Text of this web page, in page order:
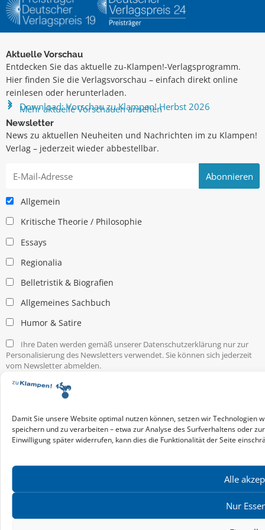
Damit Sie unsere Website optimal nutzen können, setzen wir Technologien
speichern und zu verarbeiten – etwa zur Analyse des Surfverhaltens oder
Einwilligung später widerrufen, kann dies die Funktionalität der Seite
Alle
Nur
Aktuelle Vorschau
Entdecken Sie das aktuelle zu-Klampen!-Verlagsprogramm.
Hier finden Sie die Verlagsvorschau – einfach direkt online
reinlesen oder herunterladen.
Download: Vorschau zu Klampen! Herbst 2026
Mehr aktuelle Vorschauen ansehen
Newsletter
News zu aktuellen Neuheiten und Nachrichten im zu Klampen!
Verlag – jederzeit wieder abbestellbar.
Allgemein
Kritische Theorie / Philosophie
Essays
Regionalia
Belletristik & Biografien
Allgemeines Sachbuch
Humor & Satire
Ihre Daten werden gemäß unserer Datenschutzerklärung nur zur
Personalisierung des Newsletters verwendet. Sie können sich jederzeit
vom Newsletter abmelden.
Service & Infos
Presseservice
Service für Handel & Veranstalter
Infos zur Manuskripteinreichung
Praktikumsstellen